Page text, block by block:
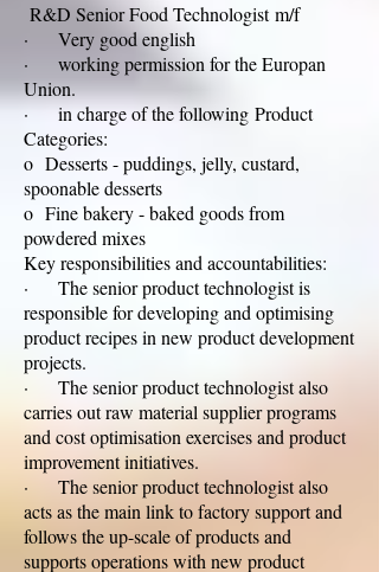
R&D Senior Food Technologist m/f
· Very good english
· working permission for the Europan
Union.
· in charge of the following Product
Categories:
o Desserts - puddings, jelly, custard,
spoonable desserts
o Fine bakery - baked goods from
powdered mixes
Key responsibilities and accountabilities:
· The senior product technologist is
responsible for developing and optimising
product recipes in new product development
projects.
· The senior product technologist also
carries out raw material supplier programs
and cost optimisation exercises and product
improvement initiatives.
· The senior product technologist also
acts as the main link to factory support and
follows the up-scale of products and
supports operations with new product